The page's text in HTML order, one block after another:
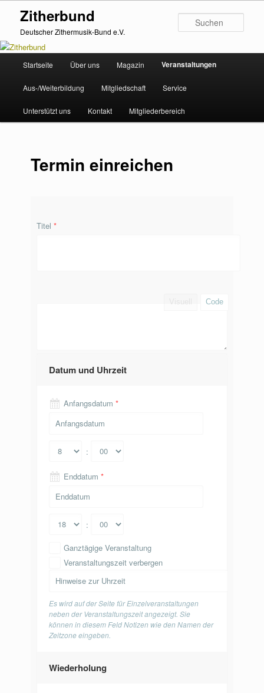
primären
springen
Zitherbund
Deutscher Zithermusik-Bund e.V.
Startseite Über uns Magazin Veranstaltungen
Aus-/Weiterbildung Mitgliedschaft Service
Unterstützt uns Kontakt Mitgliederbereich
Termin einreichen
Titel*
Code
Datum und Uhrzeit
Anfangsdatum*
:
Enddatum*
:
Ganztägige Veranstaltung
Veranstaltungszeit verbergen
Es wird auf der Seite für Einzelveranstaltungen
neben der Veranstaltungszeit angezeigt. Sie
können in diesem Feld Notizen wie den Namen der
Zeitzone eingeben.
Wiederholung